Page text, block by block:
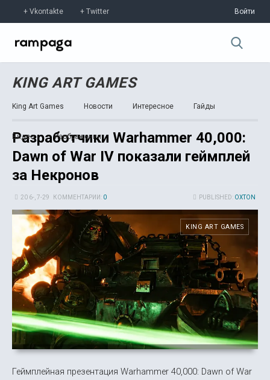
Vkontakte Twitter Войти
KING ART GAMES
King Art Games Новости Интересное Гайды
Видео Изображения
Разработчики Warhammer 40,000:
Dawn of War IV показали геймплей
за Некронов
PUBLISHED: OXTON
20 6-, 7-29 КОММЕНТАРИИ: 0
KING ART GAMES
Геймплейная презентация Warhammer 40,000: Dawn of War